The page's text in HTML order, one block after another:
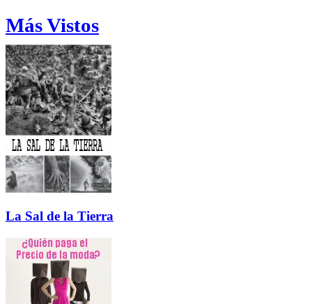
Más Vistos
La Sal de la Tierra